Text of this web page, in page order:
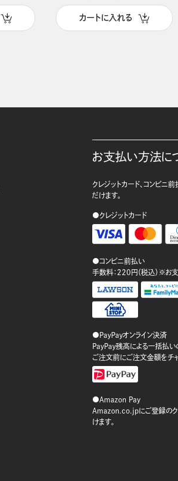
カートに入れる
お支払い方法に
クレジットカード、コンビニ
だけます。
●クレジットカード
●コンビニ前払い
手数料：220円（税込）※お
●PayPayオンライン決済
PayPay残高による一括払い
ご注文前にご注文金額をチャ
●Amazon Pay
Amazon.co.jpにご登録のク
けます。